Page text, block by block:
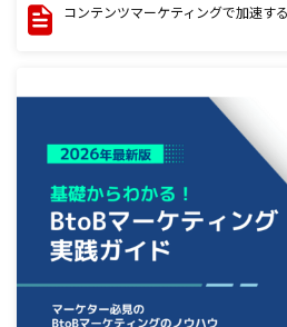
コンテンツマーケティングで加速す